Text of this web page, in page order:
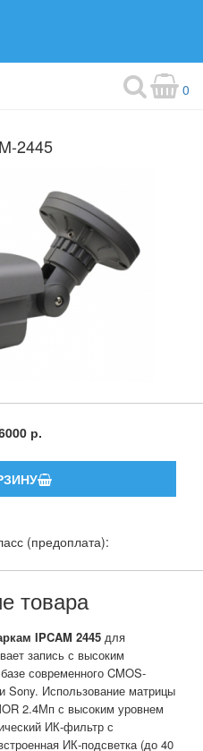
0
2445
р.
(предоплата):
товара
IPCAM 2445 для
запись с высоким
современного CMOS-
Sony. Использование матрицы
2.4Мп с высоким уровнем
ИК-фильтр с
ИК-подсветка (до 40